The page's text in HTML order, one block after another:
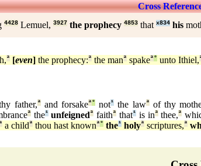
Cross
4428 Lemuel, 3927 the prophecy 4853 that x834 his
ª [even] the prophecy:ª the manª spakeª° unto Ithiel,
father,ªand forsakeª°not¹ the lawªof thy
ªthe¹ unfeignedª faithª that¹is inªthee,ª
ª a childª thou hast knownª° the¹ holyª scriptures,ª